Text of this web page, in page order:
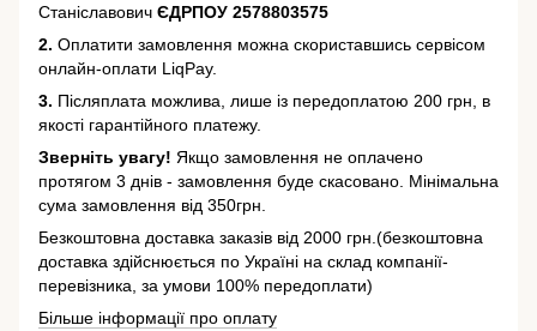
Станіславович ЄДРПОУ 2578803575
2. Оплатити замовлення можна скориставшись сервісом
онлайн-оплати LiqPay.
3. Післяплата можлива, лише із передоплатою 200 грн, в
якості гарантійного платежу.
Зверніть увагу! Якщо замовлення не оплачено
протягом 3 днів - замовлення буде скасовано. Мінімальна
сума замовлення від 350грн.
Безкоштовна доставка заказів від 2000 грн.(безкоштовна
доставка здійснюється по Україні на склад компанії-
перевізника, за умови 100% передоплати)
Більше інформації про оплату